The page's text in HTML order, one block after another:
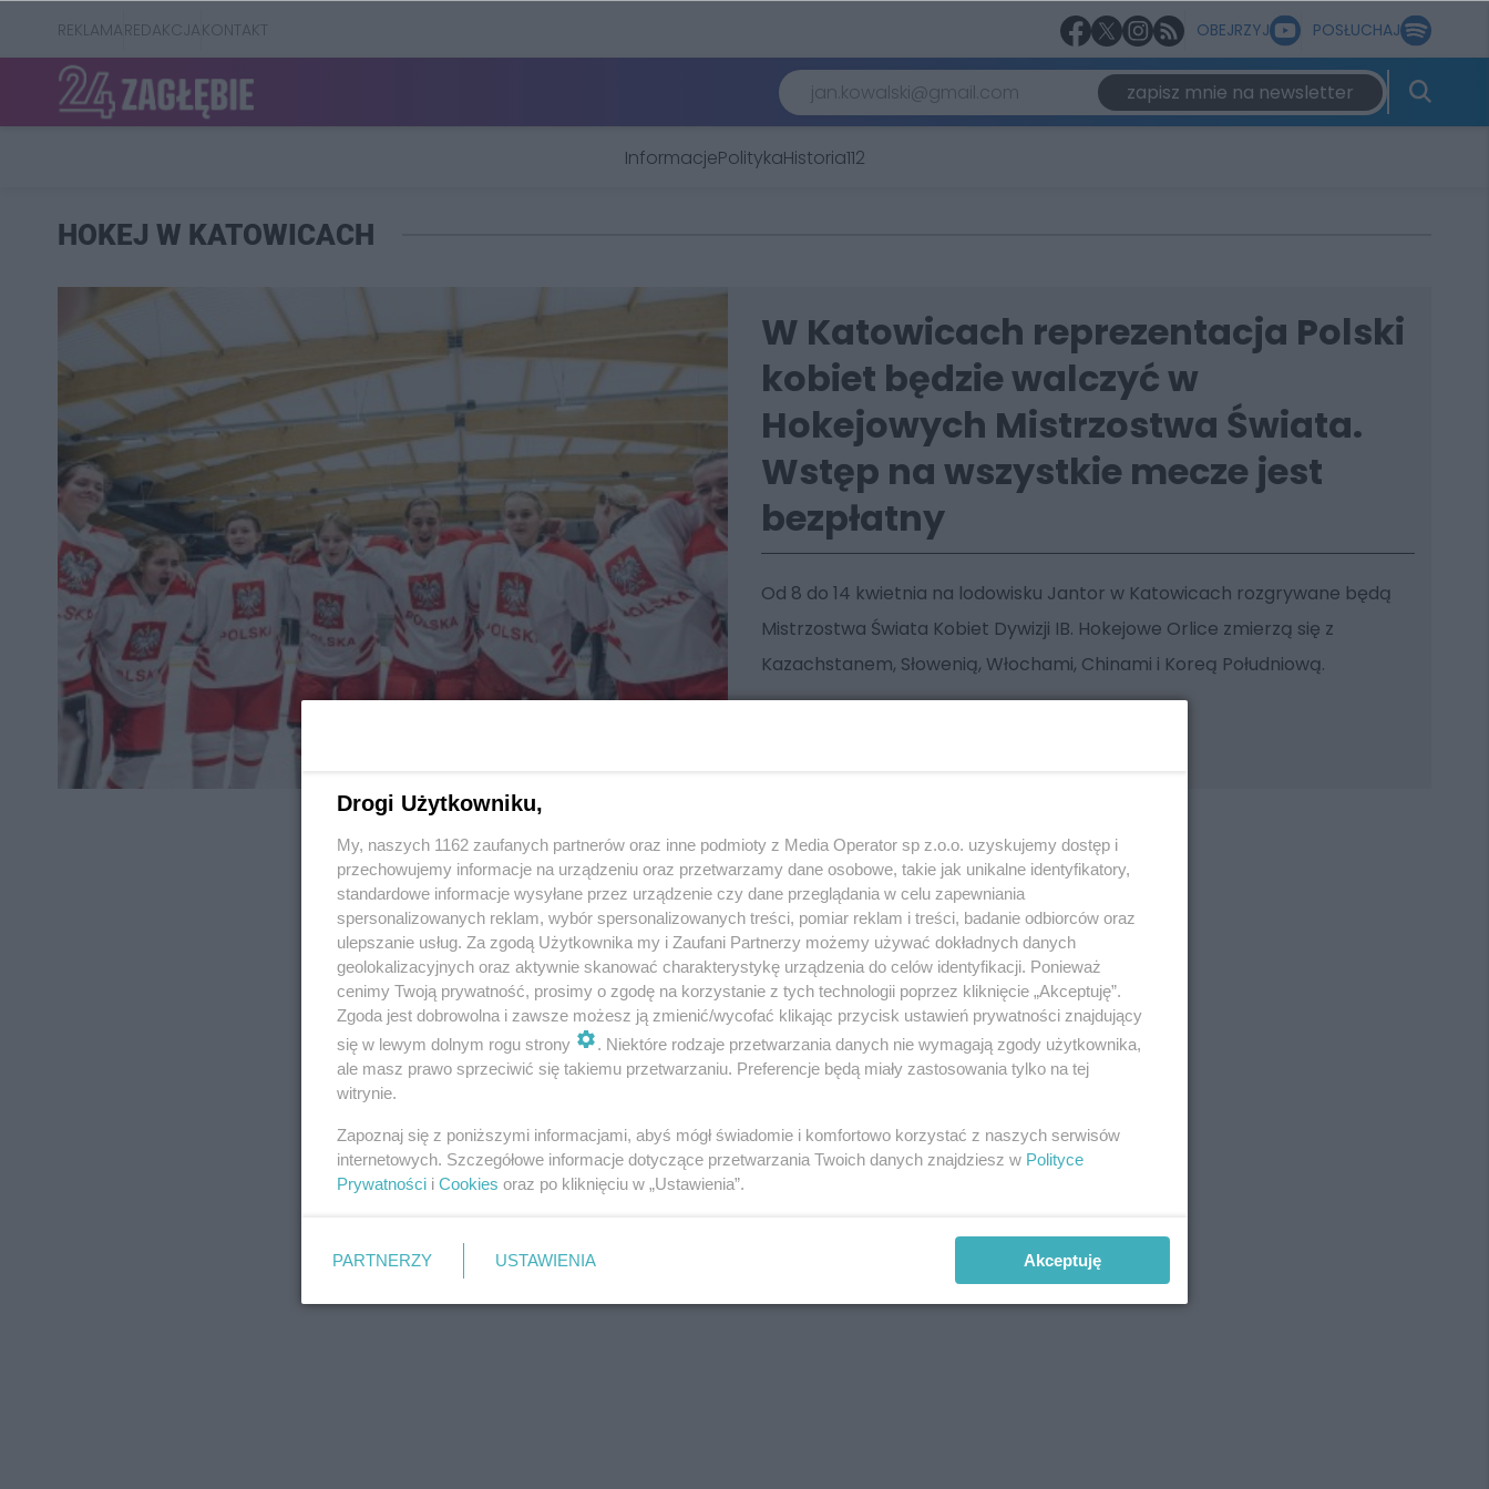
REKLAMAREDAKCJAKONTAKT OBEJRZYJ POSŁUCHAJ
zapisz mnie na newsletter
InformacjePolitykaHistoria112
HOKEJ W KATOWICACH
W Katowicach reprezentacja Polski
kobiet będzie walczyć w
Hokejowych Mistrzostwa Świata.
Wstęp na wszystkie mecze jest
bezpłatny
Od 8 do 14 kwietnia na lodowisku Jantor w Katowicach rozgrywane będą
Mistrzostwa Świata Kobiet Dywizji IB. Hokejowe Orlice zmierzą się z
Kazachstanem, Słowenią, Włochami, Chinami i Koreą Południową.
REKLAMA REKLAMA
Drogi Użytkowniku,
My, naszych 1162 zaufanych partnerów oraz inne podmioty z Media Operator sp z.o.o. uzyskujemy dostęp i
przechowujemy informacje na urządzeniu oraz przetwarzamy dane osobowe, takie jak unikalne identyfikatory,
standardowe informacje wysyłane przez urządzenie czy dane przeglądania w celu zapewniania
spersonalizowanych reklam, wybór spersonalizowanych treści, pomiar reklam i treści, badanie odbiorców oraz
ulepszanie usług. Za zgodą Użytkownika my i Zaufani Partnerzy możemy używać dokładnych danych
geolokalizacyjnych oraz aktywnie skanować charakterystykę urządzenia do celów identyfikacji. Ponieważ
cenimy Twoją prywatność, prosimy o zgodę na korzystanie z tych technologii poprzez kliknięcie „Akceptuję”.
Zgoda jest dobrowolna i zawsze możesz ją zmienić/wycofać klikając przycisk ustawień prywatności znajdujący
się w lewym dolnym rogu strony
. Niektóre rodzaje przetwarzania danych nie wymagają zgody użytkownika,
ale masz prawo sprzeciwić się takiemu przetwarzaniu. Preferencje będą miały zastosowania tylko na tej
witrynie.
Zapoznaj się z poniższymi informacjami, abyś mógł świadomie i komfortowo korzystać z naszych serwisów
internetowych. Szczegółowe informacje dotyczące przetwarzania Twoich danych znajdziesz w Polityce
Prywatności i Cookies oraz po kliknięciu w „Ustawienia”.
PARTNERZY USTAWIENIA Akceptuję